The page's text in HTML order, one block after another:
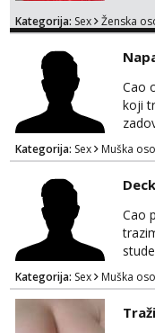
na
Kategorija: Sex Ženska
Cao
koji
i
broj
Kategorija: Sex Muška
Cao
pa
pusa
Kategorija: Sex Muška